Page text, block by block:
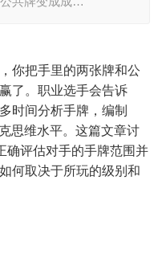
你把手里的两张牌和公
了。职业选手会告诉
时间分析手牌，编制
思维水平。这篇文章讨
确评估对手的手牌范围并
何取决于所玩的级别和